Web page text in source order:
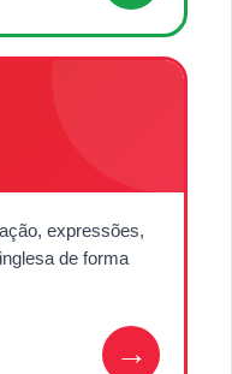
expressões,
de forma
→